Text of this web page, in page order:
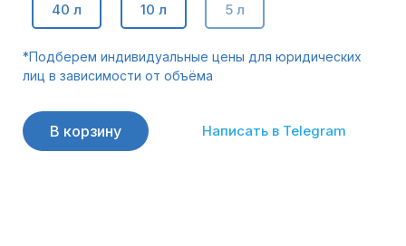
40 л 10 л 5 л
*Подберем индивидуальные цены для юридических
лиц в зависимости от объёма
В корзину Написать в Telegram